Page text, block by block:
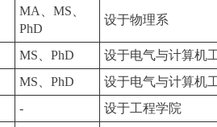
MA、MS、
PhD
设于物理系
MS、PhD
设于电气与计算机
MS、PhD 设于电气与计算机
-
设于工程学院